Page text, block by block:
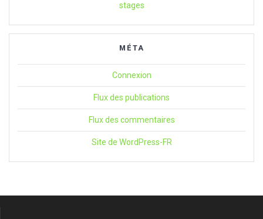
stages
MÉTA
Connexion
Flux des publications
Flux des commentaires
Site de WordPress-FR